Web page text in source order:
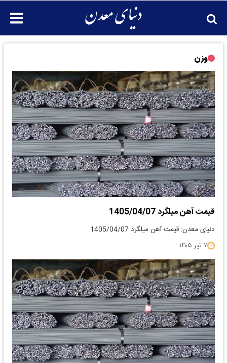
وزن
قیمت آهن میلگرد 1405/04/07
دنیای معدن: قیمت آهن میلگرد 1405/04/07
۷ تیر ۱۴۰۵